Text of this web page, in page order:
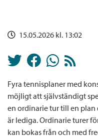
15.05.2026 kl. 13:02
Fyra tennisplaner med
möjligt att självständigt
en ordinarie tur till en
är lediga. Ordinarie turer
kan bokas från och med